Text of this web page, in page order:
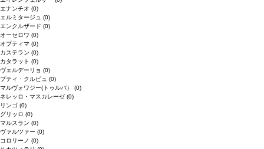
エナンチオ (0)
エルミタージュ (0)
エンクルザード (0)
オーセロワ (0)
オプティマ (0)
カステラン (0)
カタラット (0)
ヴェルデーリョ (0)
プティ・クルビュ (0)
マルヴォワジー(トゥルバ） (0)
ネレッロ・マスカレーゼ (0)
リンゴ (0)
グリッロ (0)
マルスラン (0)
ヴァルツァー (0)
コロリーノ (0)